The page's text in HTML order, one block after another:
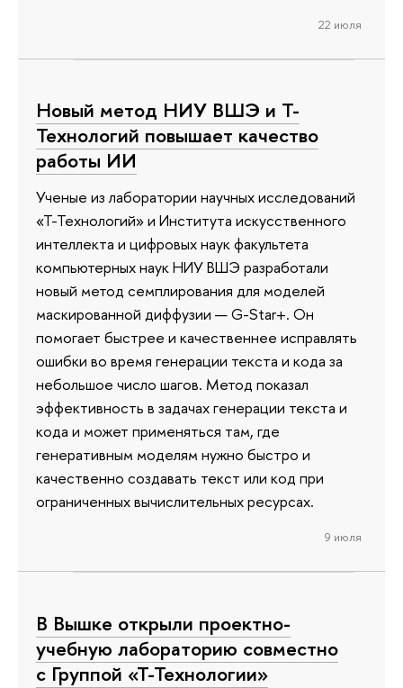
22 июля
Новый метод НИУ ВШЭ и Т-
Технологий повышает качество
работы ИИ
Ученые из лаборатории научных исследований
«Т-Технологий» и Института искусственного
интеллекта и цифровых наук факультета
компьютерных наук НИУ ВШЭ разработали
новый метод семплирования для моделей
маскированной диффузии — G-Star+. Он
помогает быстрее и качественнее исправлять
ошибки во время генерации текста и кода за
небольшое число шагов. Метод показал
эффективность в задачах генерации текста и
кода и может применяться там, где
генеративным моделям нужно быстро и
качественно создавать текст или код при
ограниченных вычислительных ресурсах.
9 июля
В Вышке открыли проектно-
учебную лабораторию совместно
с Группой «Т-Технологии»